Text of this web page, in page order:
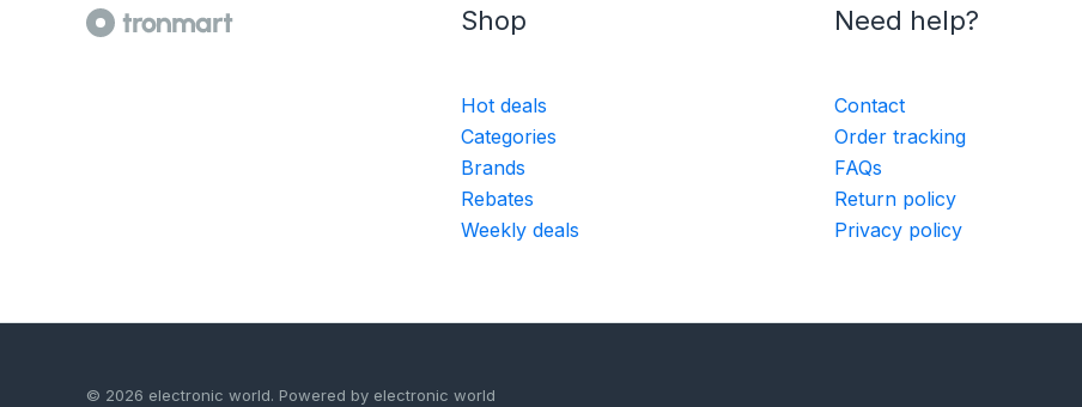
Shop
Hot deals
Categories
Brands
Rebates
Weekly deals
Need help?
Contact
Order tracking
FAQs
Return policy
Privacy policy
© 2026 electronic world. Powered by electronic world